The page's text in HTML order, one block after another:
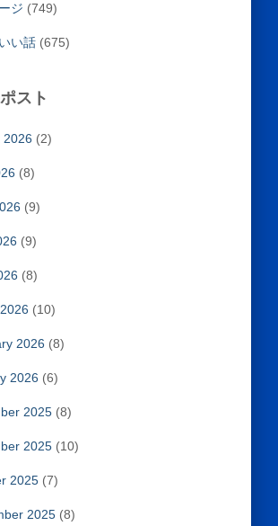
ジ (749)
い話(675)
スト
2026 (2)
(8)
(9)
(9)
(8)
(10)
2026 (8)
2026 (6)
2025(8)
2025(10)
2025(7)
2025(8)